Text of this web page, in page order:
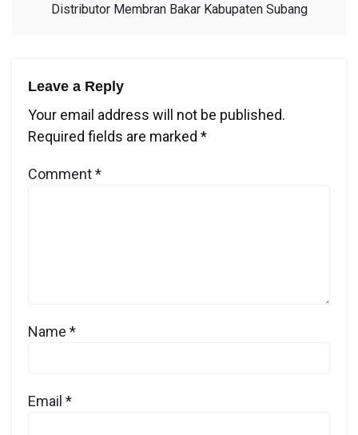
Distributor Membran Bakar Kabupaten Subang
Leave a Reply
Your email address will not be published.
Required fields are marked *
Comment*
Name *
Email *